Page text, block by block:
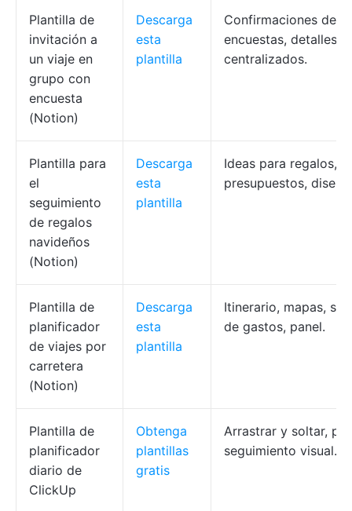
Plantilla de
invitación a
un viaje en
grupo con
encuesta
(Notion)
Descarga
esta
plantilla
Confirmaciones de
encuestas, detalles
centralizados.
Plantilla para
el
seguimiento
de regalos
navideños
(Notion)
Descarga
esta
plantilla
Ideas para regalos,
presupuestos,
Plantilla de
planificador
de viajes por
carretera
(Notion)
Descarga
esta
plantilla
Itinerario, mapas,
de gastos, panel.
Plantilla de
planificador
diario de
ClickUp
Obtenga
plantillas
gratis
Arrastrar y soltar,
seguimiento visual.